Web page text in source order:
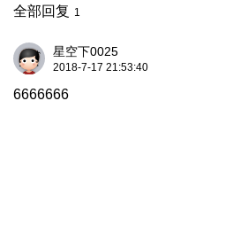
全部回复 1
星空下0025
2018-7-17 21:53:40
6666666